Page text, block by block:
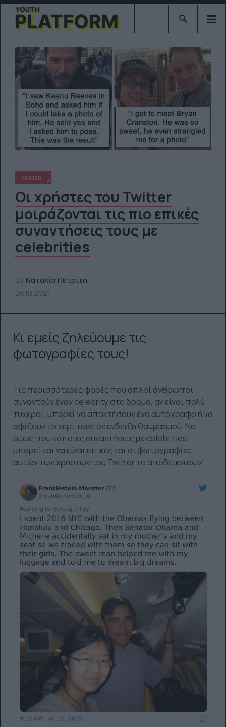
Type 2 or
FEEDS
Οι χρήστες του Twitter
μοιράζονται τις πιο επικές
συναντήσεις τους με
celebrities
By Ναταλία Πετρίτη
26.10.2021
Κι εμείς ζηλεύουμε τις
φωτογραφίες τους!
Τις περισσότερες φορές που απλοί άνθρωποι
συναντούν έναν celebrity στο δρόμο, αν είναι πολύ
τυχεροί, μπορεί να αποκτήσουν ένα αυτόγραφο ή να
σφίξουν το χέρι τους σε ένδειξη θαυμασμού. Να
όμως που κάποιες συναντήσεις με celebrities
μπορεί και να είναι επικές και οι φωτογραφίες
αυτών των χρηστών του Twitter το αποδεικνύουν!